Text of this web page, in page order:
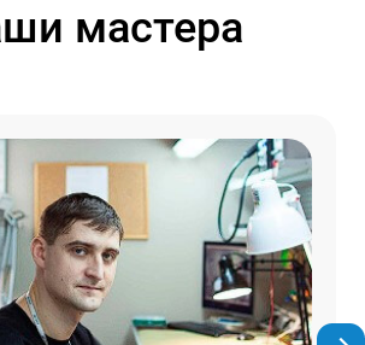
мастера